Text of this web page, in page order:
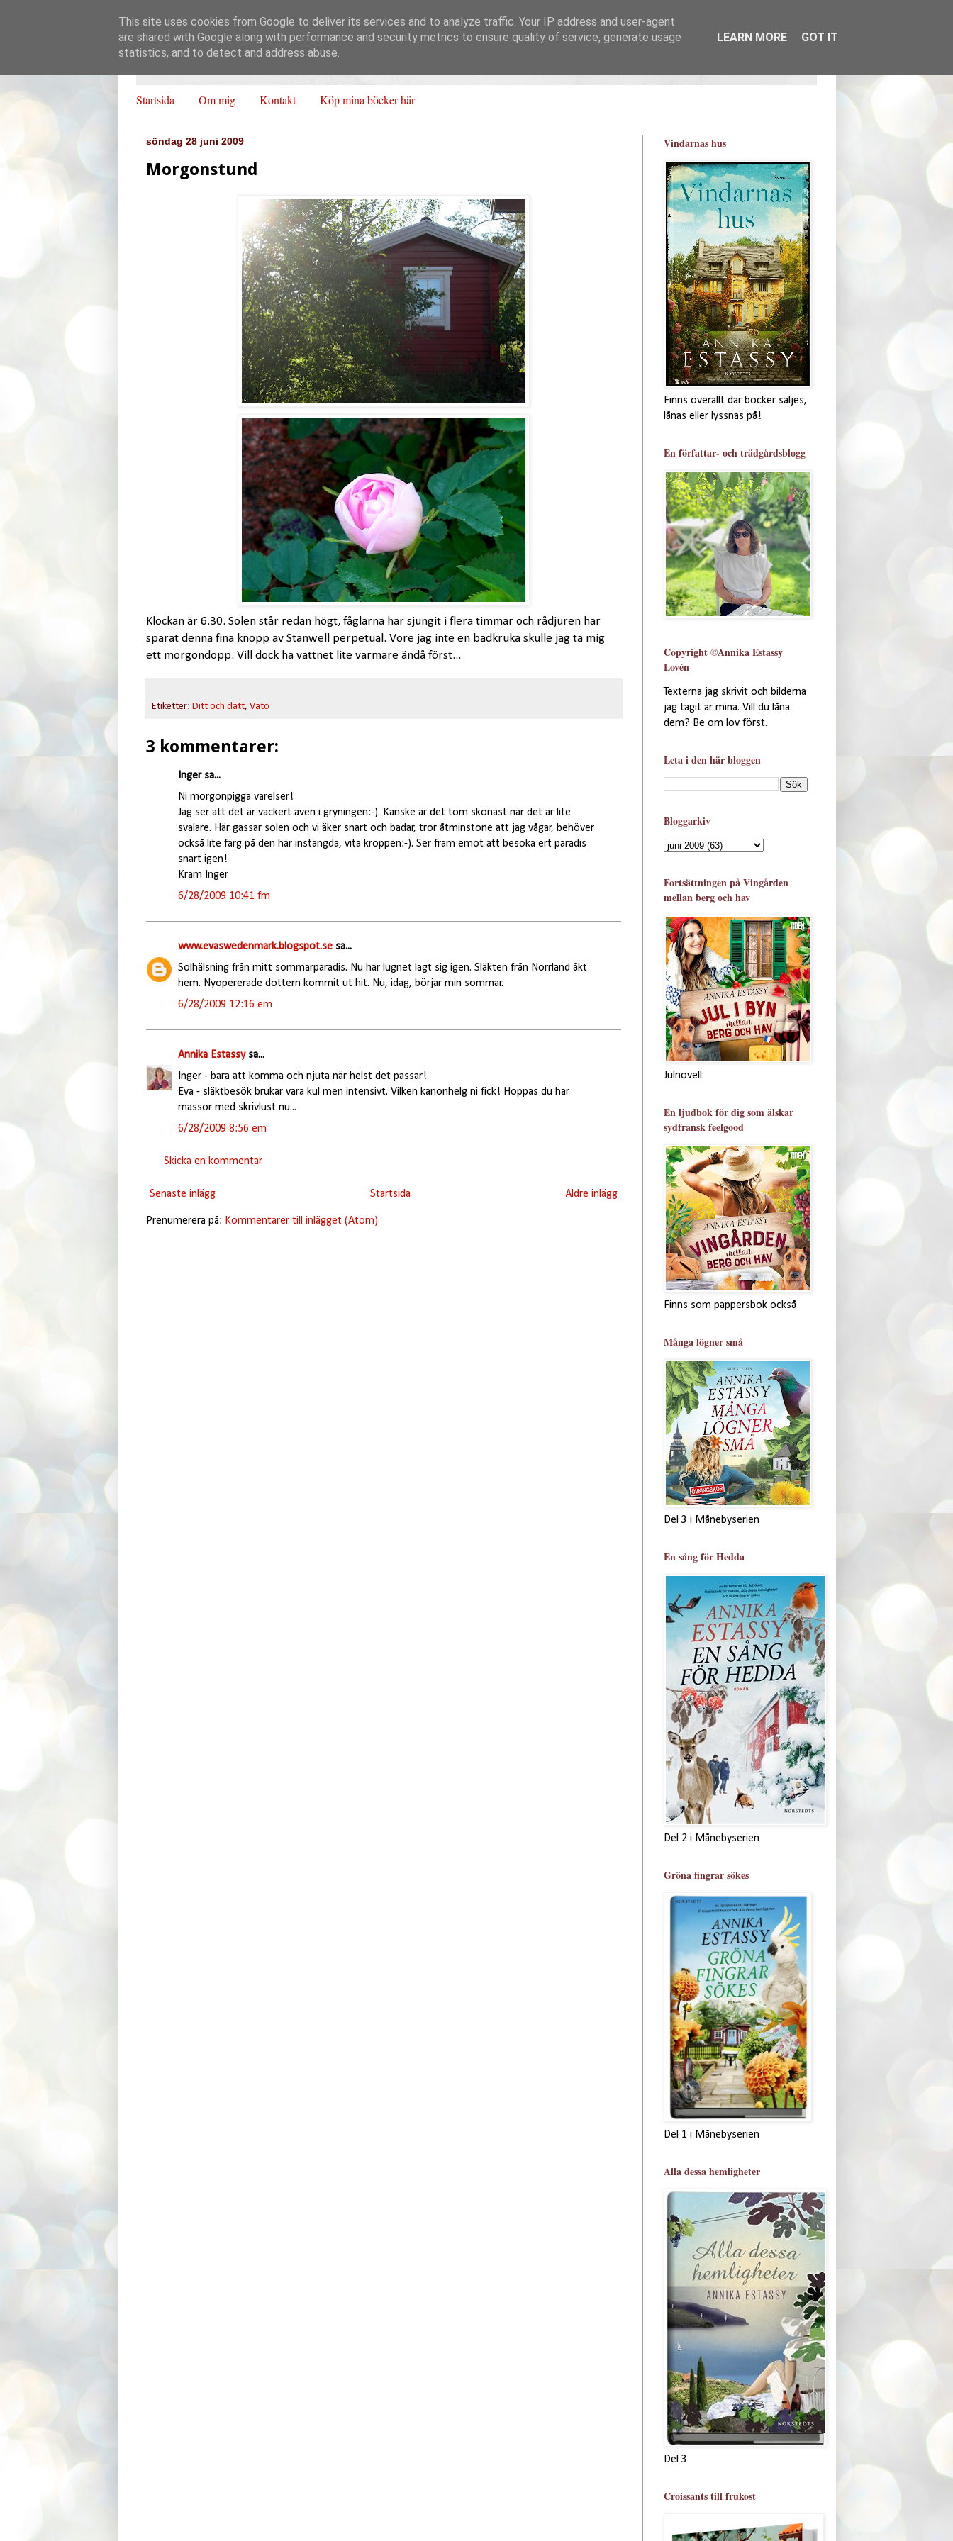
Startsida Om mig Kontakt Köp mina böcker här
söndag 28 juni 2009
Morgonstund
Klockan är 6.30. Solen står redan högt, fåglarna har sjungit i flera timmar och rådjuren har
sparat denna fina knopp av Stanwell perpetual. Vore jag inte en badkruka skulle jag ta mig
ett morgondopp. Vill dock ha vattnet lite varmare ändå först...
Etiketter: Ditt och datt, Vätö
3 kommentarer:
Inger sa...
Ni morgonpigga varelser!
Jag ser att det är vackert även i gryningen:-). Kanske är det tom skönast när det är lite
svalare. Här gassar solen och vi äker snart och badar, tror åtminstone att jag vågar, behöver
också lite färg på den här instängda, vita kroppen:-). Ser fram emot att besöka ert paradis
snart igen!
Kram Inger
6/28/2009 10:41 fm
www.evaswedenmark.blogspot.sesa...
Solhälsning från mitt sommarparadis. Nu har lugnet lagt sig igen. Släkten från Norrland åkt
hem. Nyopererade dottern kommit ut hit. Nu, idag, börjar min sommar.
6/28/2009 12:16 em
Annika Estassysa...
Inger - bara att komma och njuta när helst det passar!
Eva - släktbesök brukar vara kul men intensivt. Vilken kanonhelg ni fick! Hoppas du har
massor med skrivlust nu...
6/28/2009 8:56 em
Skicka en kommentar
Senaste inlägg Äldre inlägg
Startsida
Prenumerera på: Kommentarer till inlägget (Atom)
Vindarnas hus
Finns överallt där böcker säljes,
lånas eller lyssnas på!
En författar- och trädgårdsblogg
Copyright ©Annika Estassy
Lovén
Texterna jag skrivit och bilderna
jag tagit är mina. Vill du låna
dem? Be om lov först.
Leta i den här bloggen
Bloggarkiv
Fortsättningen på Vingården
mellan berg och hav
Julnovell
En ljudbok för dig som älskar
sydfransk feelgood
Finns som pappersbok också
Många lögner små
Del 3 i Månebyserien
En sång för Hedda
Del 2 i Månebyserien
Gröna fingrar sökes
Del 1 i Månebyserien
Alla dessa hemligheter
Del 3
Croissants till frukost
This site uses cookies from Google to deliver its services and to analyze traffic. Your IP address and user-agent
are shared with Google along with performance and security metrics to ensure quality of service, generate usage
statistics, and to detect and address abuse.
LEARN MORE GOT IT